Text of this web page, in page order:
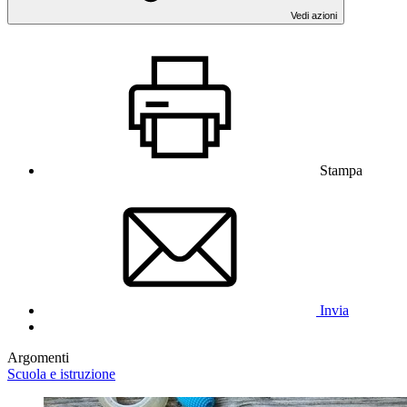
Vedi azioni
Stampa
Invia
Argomenti
Scuola e istruzione